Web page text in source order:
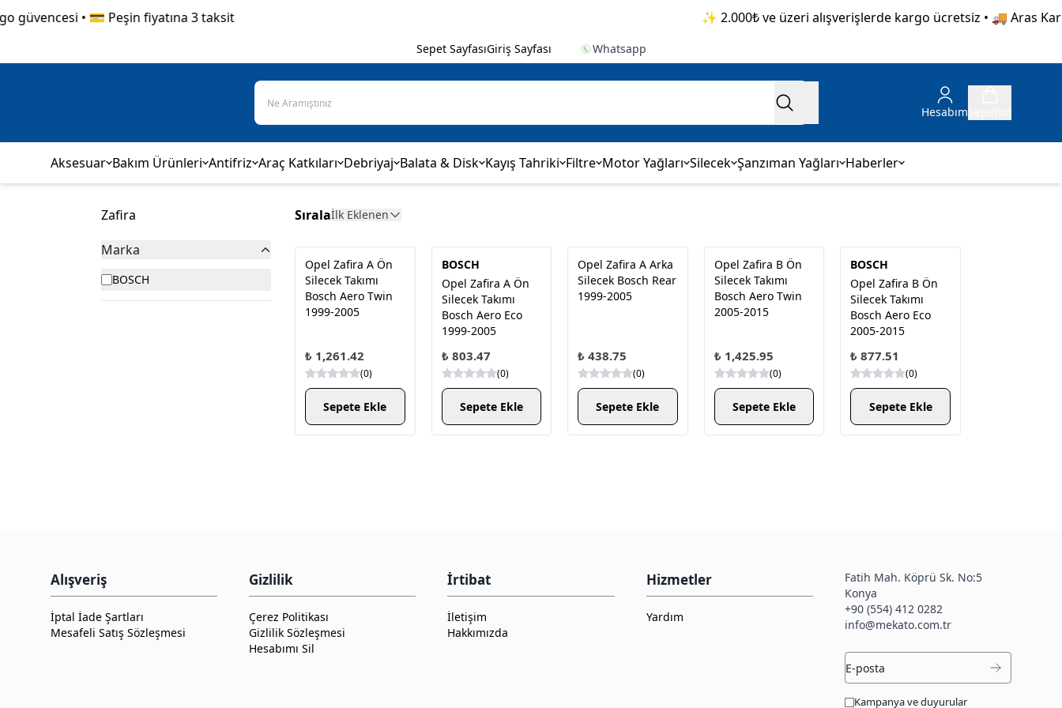
• 💳 Peşin fiyatına 3 taksit ✨ 2.000₺ ve üzeri alışverişlerde kargo ücretsiz • 🚚 Aras
Sepet SayfasıGiriş Sayfası Whatsapp
Hesabım
Aksesuar Bakım Ürünleri Antifriz Araç Katkıları Debriyaj Balata & Disk Kayış Tahriki Filtre Motor Yağları Silecek Şanzıman Yağları Haberler
Zafira
Marka
BOSCH
Sıralaİlk Eklenen
Opel Zafira A Ön
Silecek Takımı
Bosch Aero Twin
1999-2005
₺ 1,261.42
(0)
Sepete Ekle
BOSCH
Opel Zafira A Ön
Silecek Takımı
Bosch Aero Eco
1999-2005
₺ 803.47
(0)
Sepete Ekle
Opel Zafira A Arka
Silecek Bosch Rear
1999-2005
₺ 438.75
(0)
Sepete Ekle
Opel Zafira B Ön
Silecek Takımı
Bosch Aero Twin
2005-2015
₺ 1,425.95
(0)
Sepete Ekle
BOSCH
Opel Zafira B Ön
Silecek Takımı
Bosch Aero Eco
2005-2015
₺ 877.51
(0)
Sepete Ekle
Alışveriş
İptal İade Şartları
Mesafeli Satış Sözleşmesi
Gizlilik
Çerez Politikası
Gizlilik Sözleşmesi
Hesabımı Sil
İrtibat
İletişim
Hakkımızda
Hizmetler
Yardım
Fatih Mah. Köprü Sk. No:5
Konya
+90 (554) 412 0282
info@mekato.com.tr
Kampanya ve duyurular